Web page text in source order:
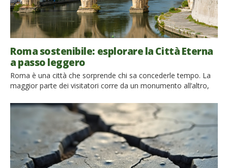
Roma sostenibile: esplorare la Città Eterna
a passo leggero
Roma è una città che sorprende chi sa concederle tempo. La
maggior parte dei visitatori corre da un monumento all’altro,
basta allontanarsi di poche strade dagli itinerari più battuti per
scoprire un’altra capitale: una Roma fatta di cortili silenziosi,
mercati storici, botteghe artigiane, giardini nascosti e […]